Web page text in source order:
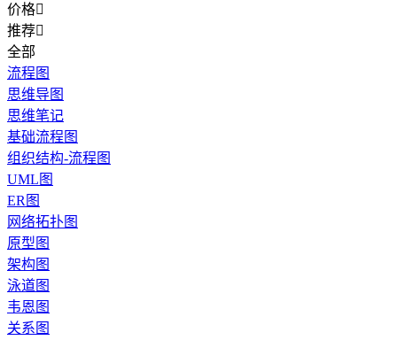
价格
推荐
全部
流程图
思维导图
思维笔记
基础流程图
组织结构-流程图
UML图
ER图
网络拓扑图
原型图
架构图
泳道图
韦恩图
关系图